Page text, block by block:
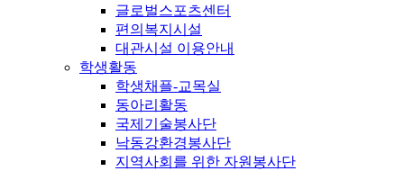
글로벌스포츠센터
편의복지시설
대관시설 이용안내
학생활동
학생채플-교목실
동아리활동
국제기술봉사단
낙동강환경봉사단
지역사회를 위한 자원봉사단